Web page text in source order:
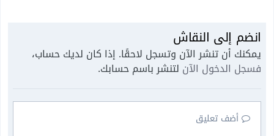
انضم إلى النقاش
يمكنك أن تنشر الآن وتسجل لاحقًا. إذا كان لديك حساب،
فسجل الدخول الآن لتنشر باسم حسابك.
أضف تعليق